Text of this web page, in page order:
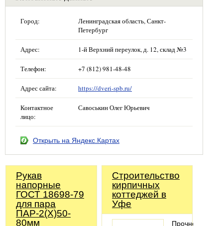
Город:
Ленинградская область, Санкт-
Петербург
Адрес: 1-й Верхний переулок, д. 12, склад №3
Телефон: +7 (812) 981-48-48
Адрес сайта: https://dveri-spb.ru/
Контактное
лицо:
Савоськин Олег Юрьевич
Открыть на Яндекс.Картах
Рукав
напорные
ГОСТ 18698-79
для пара
ПАР-2(Х)50-
80мм
Строительство
кирпичных
коттеджей в
Уфе
Прочность,